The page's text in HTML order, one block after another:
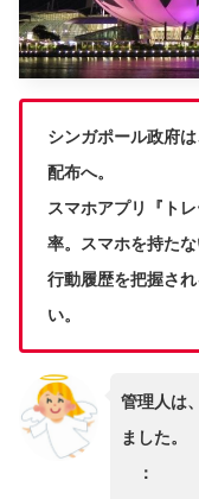
シンガポール政府
配布へ。
スマホアプリ『ト
率。スマホを持た
行動履歴を把握さ
い。
管理人は
ました。
：